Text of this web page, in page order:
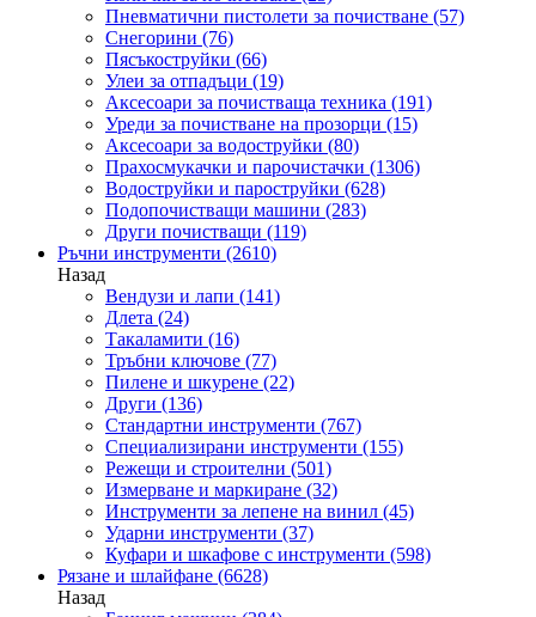
Пневматични пистолети за почистване (57)
Снегорини (76)
Пясъкоструйки (66)
Улеи за отпадъци (19)
Аксесоари за почистваща техника (191)
Уреди за почистване на прозорци (15)
Аксесоари за водоструйки (80)
Прахосмукачки и парочистачки (1306)
Водоструйки и пароструйки (628)
Подопочистващи машини (283)
Други почистващи (119)
Ръчни инструменти (2610)
Назад
Вендузи и лапи (141)
Длета (24)
Такаламити (16)
Тръбни ключове (77)
Пилене и шкурене (22)
Други (136)
Стандартни инструменти (767)
Специализирани инструменти (155)
Режещи и строителни (501)
Измерване и маркиране (32)
Инструменти за лепене на винил (45)
Ударни инструменти (37)
Куфари и шкафове с инструменти (598)
Рязане и шлайфане (6628)
Назад